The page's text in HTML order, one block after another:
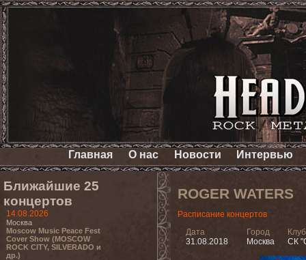
Главная О нас Новости Интервью
Ближайшие 25
концертов
14.08.2026
Москва
Moscow Music Peace Fest
Cover Show (MOSCOW
ROCK CITY, SILVERADO и
др.)
ROGER WATERS
Расписание концертов
Дата
31.08.2018
Город
Москва
Клуб
СК